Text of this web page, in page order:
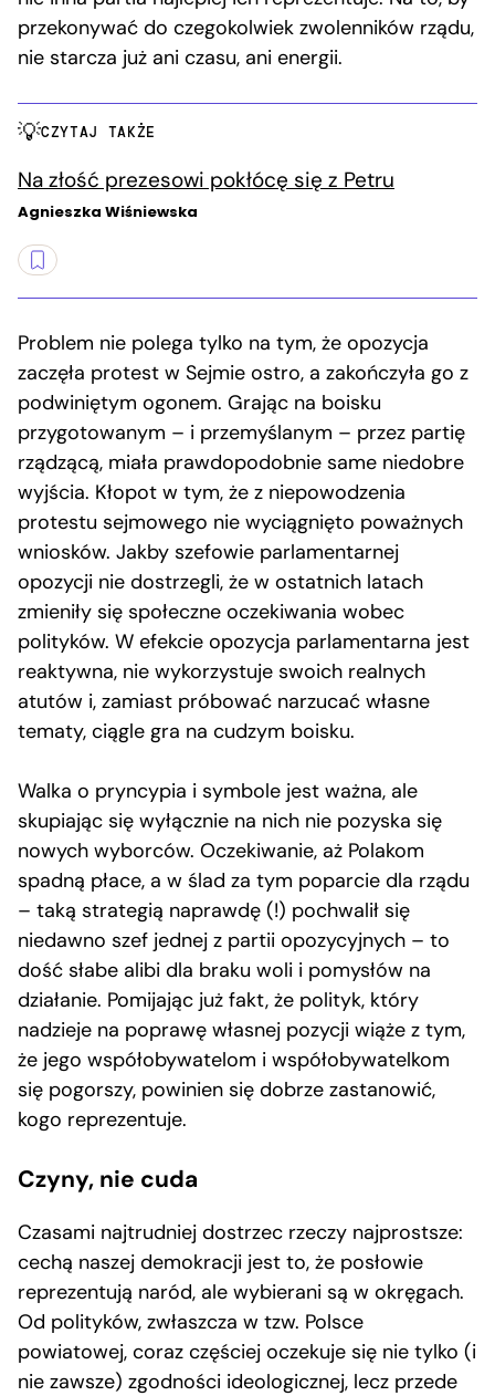
przekonywać do czegokolwiek zwolenników rządu,
nie starcza już ani czasu, ani energii.
CZYTAJ TAKŻE
Na złość prezesowi pokłócę się z Petru
Agnieszka Wiśniewska
Problem nie polega tylko na tym, że opozycja
zaczęła protest w Sejmie ostro, a zakończyła go z
podwiniętym ogonem. Grając na boisku
przygotowanym – i przemyślanym – przez partię
rządzącą, miała prawdopodobnie same niedobre
wyjścia. Kłopot w tym, że z niepowodzenia
protestu sejmowego nie wyciągnięto poważnych
wniosków. Jakby szefowie parlamentarnej
opozycji nie dostrzegli, że w ostatnich latach
zmieniły się społeczne oczekiwania wobec
polityków. W efekcie opozycja parlamentarna jest
reaktywna, nie wykorzystuje swoich realnych
atutów i, zamiast próbować narzucać własne
tematy, ciągle gra na cudzym boisku.
Walka o pryncypia i symbole jest ważna, ale
skupiając się wyłącznie na nich nie pozyska się
nowych wyborców. Oczekiwanie, aż Polakom
spadną płace, a w ślad za tym poparcie dla rządu
– taką strategią naprawdę (!) pochwalił się
niedawno szef jednej z partii opozycyjnych – to
dość słabe alibi dla braku woli i pomysłów na
działanie. Pomijając już fakt, że polityk, który
nadzieje na poprawę własnej pozycji wiąże z tym,
że jego współobywatelom i współobywatelkom
się pogorszy, powinien się dobrze zastanowić,
kogo reprezentuje.
Czyny, nie cuda
Czasami najtrudniej dostrzec rzeczy najprostsze:
cechą naszej demokracji jest to, że posłowie
reprezentują naród, ale wybierani są w okręgach.
Od polityków, zwłaszcza w tzw. Polsce
powiatowej, coraz częściej oczekuje się nie tylko (i
nie zawsze) zgodności ideologicznej, lecz przede